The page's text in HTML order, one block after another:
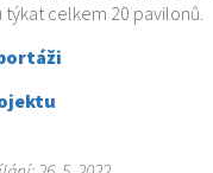
týkat celkem 20 pavilonů.